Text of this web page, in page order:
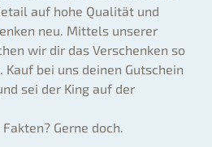
auf hohe Qualität und
neu. Mittels unserer
wir dir das Verschenken so
bei uns deinen Gutschein
sei der King auf der
Gerne doch.